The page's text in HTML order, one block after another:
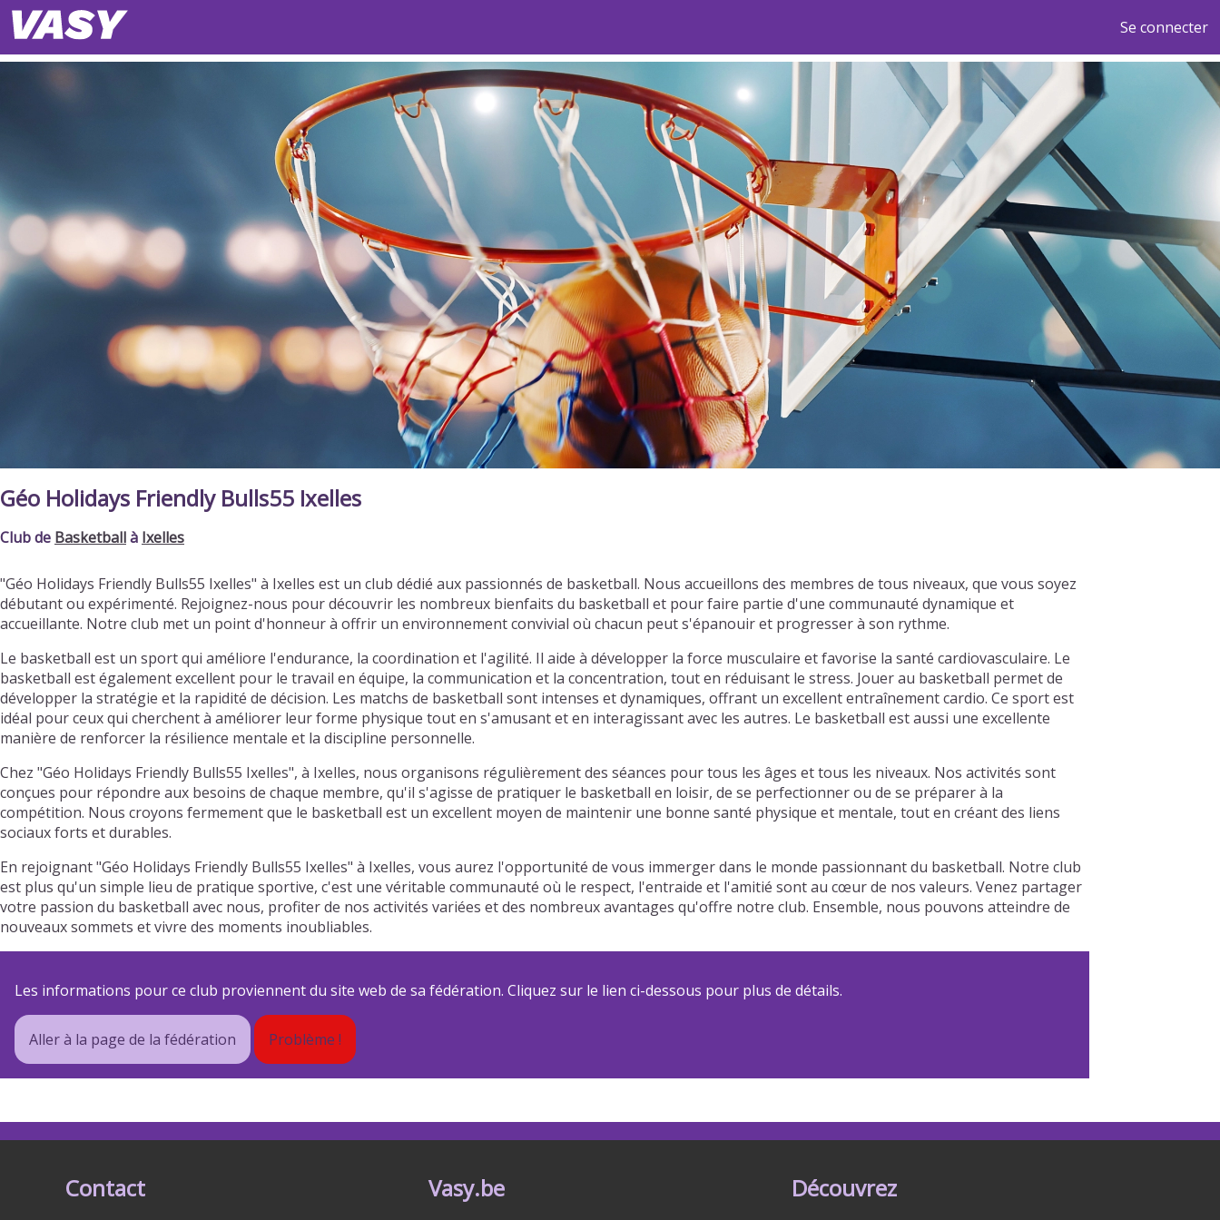
Se connecter
Géo Holidays Friendly Bulls55 Ixelles
Club de Basketballà Ixelles
"Géo Holidays Friendly Bulls55 Ixelles" à Ixelles est un club dédié aux passionnés de basketball. Nous accueillons des membres de tous niveaux, que vous soyez
débutant ou expérimenté. Rejoignez-nous pour découvrir les nombreux bienfaits du basketball et pour faire partie d'une communauté dynamique et
accueillante. Notre club met un point d'honneur à offrir un environnement convivial où chacun peut s'épanouir et progresser à son rythme.
Le basketball est un sport qui améliore l'endurance, la coordination et l'agilité. Il aide à développer la force musculaire et favorise la santé cardiovasculaire. Le
basketball est également excellent pour le travail en équipe, la communication et la concentration, tout en réduisant le stress. Jouer au basketball permet de
développer la stratégie et la rapidité de décision. Les matchs de basketball sont intenses et dynamiques, offrant un excellent entraînement cardio. Ce sport est
idéal pour ceux qui cherchent à améliorer leur forme physique tout en s'amusant et en interagissant avec les autres. Le basketball est aussi une excellente
manière de renforcer la résilience mentale et la discipline personnelle.
Chez "Géo Holidays Friendly Bulls55 Ixelles", à Ixelles, nous organisons régulièrement des séances pour tous les âges et tous les niveaux. Nos activités sont
conçues pour répondre aux besoins de chaque membre, qu'il s'agisse de pratiquer le basketball en loisir, de se perfectionner ou de se préparer à la
compétition. Nous croyons fermement que le basketball est un excellent moyen de maintenir une bonne santé physique et mentale, tout en créant des liens
sociaux forts et durables.
En rejoignant "Géo Holidays Friendly Bulls55 Ixelles" à Ixelles, vous aurez l'opportunité de vous immerger dans le monde passionnant du basketball. Notre club
est plus qu'un simple lieu de pratique sportive, c'est une véritable communauté où le respect, l'entraide et l'amitié sont au cœur de nos valeurs. Venez partager
votre passion du basketball avec nous, profiter de nos activités variées et des nombreux avantages qu'offre notre club. Ensemble, nous pouvons atteindre de
nouveaux sommets et vivre des moments inoubliables.
Les informations pour ce club proviennent du site web de sa fédération. Cliquez sur le lien ci-dessous pour plus de détails.
Aller à la page de la fédération Problème !
Contact Vasy.be Découvrez